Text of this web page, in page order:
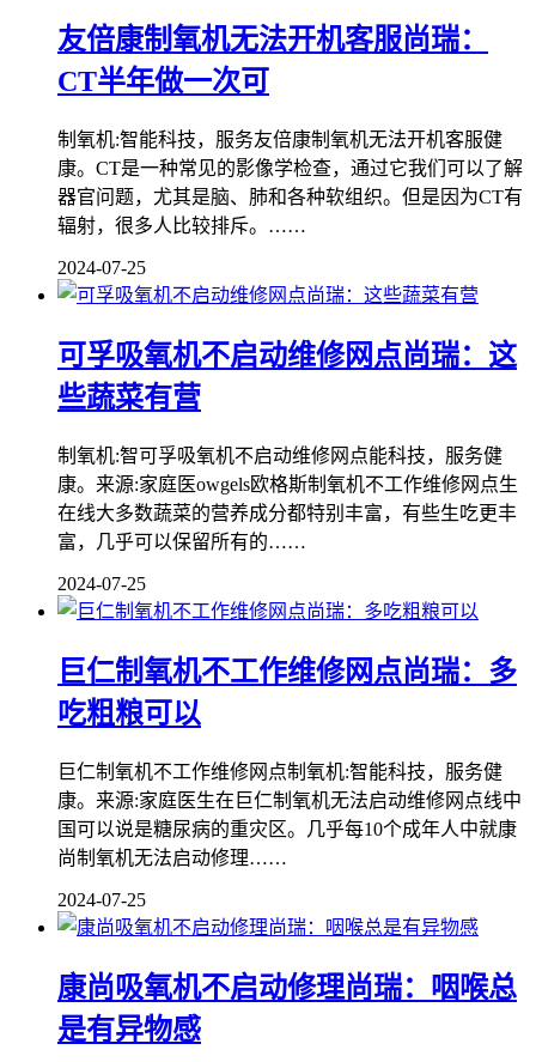
友倍康制氧机无法开机客服尚瑞：
CT半年做一次可
制氧机:智能科技，服务友倍康制氧机无法开机客服健
康。CT是一种常见的影像学检查，通过它我们可以了解
器官问题，尤其是脑、肺和各种软组织。但是因为CT有
辐射，很多人比较排斥。……
2024-07-25
可孚吸氧机不启动维修网点尚瑞：这
些蔬菜有营
制氧机:智可孚吸氧机不启动维修网点能科技，服务健
康。来源:家庭医owgels欧格斯制氧机不工作维修网点生
在线大多数蔬菜的营养成分都特别丰富，有些生吃更丰
富，几乎可以保留所有的……
2024-07-25
巨仁制氧机不工作维修网点尚瑞：多
吃粗粮可以
巨仁制氧机不工作维修网点制氧机:智能科技，服务健
康。来源:家庭医生在巨仁制氧机无法启动维修网点线中
国可以说是糖尿病的重灾区。几乎每10个成年人中就康
尚制氧机无法启动修理……
2024-07-25
康尚吸氧机不启动修理尚瑞：咽喉总
是有异物感